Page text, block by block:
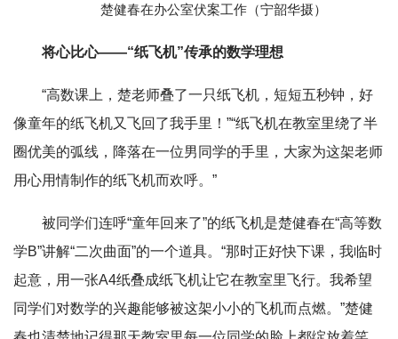
楚健春在办公室伏案工作（宁韶华摄）
将心比心——“纸飞机”传承的数学理想
“高数课上，楚老师叠了一只纸飞机，短短五秒钟，好
像童年的纸飞机又飞回了我手里！”“纸飞机在教室里绕了半
圈优美的弧线，降落在一位男同学的手里，大家为这架老师
用心用情制作的纸飞机而欢呼。”
被同学们连呼“童年回来了”的纸飞机是楚健春在“高等数
学B”讲解“二次曲面”的一个道具。“那时正好快下课，我临时
起意，用一张A4纸叠成纸飞机让它在教室里飞行。我希望
同学们对数学的兴趣能够被这架小小的飞机而点燃。”楚健